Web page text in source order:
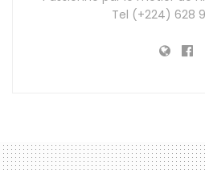
Tel (+224) 628